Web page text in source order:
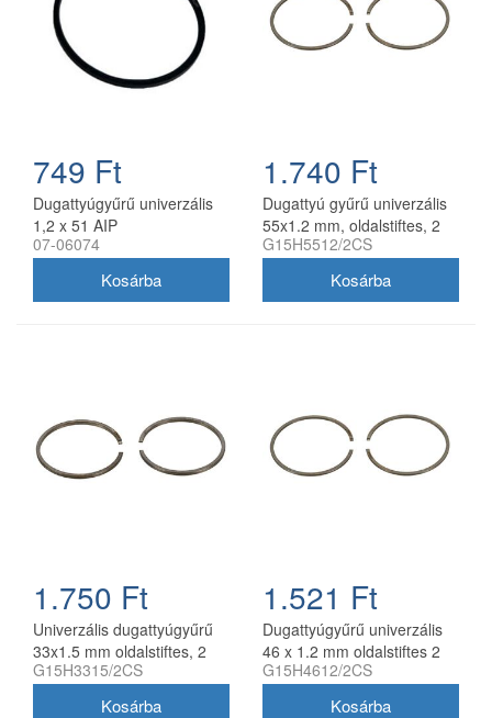
749 Ft
Dugattyúgyűrű univerzális
1,2 x 51 AIP
07-06074
1.740 Ft
Dugattyú gyűrű univerzális
55x1.2 mm, oldalstiftes, 2
db/csomag utángyártott
G15H5512/2CS
1.750 Ft
Univerzális dugattyúgyűrű
33x1.5 mm oldalstiftes, 2
db/csomag, utángyártott
G15H3315/2CS
1.521 Ft
Dugattyúgyűrű univerzális
46 x 1.2 mm oldalstiftes 2
db/csomag utángyártott
G15H4612/2CS